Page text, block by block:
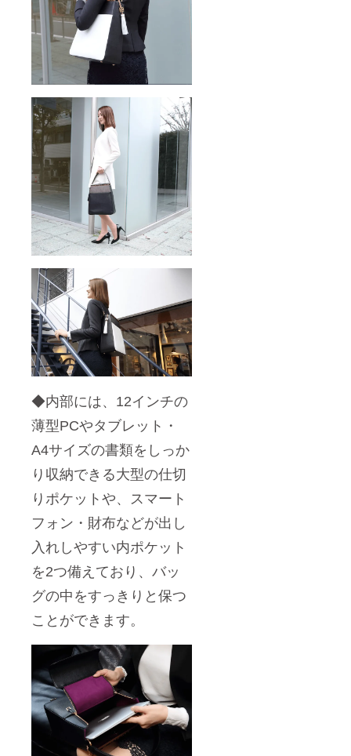
◆内部には、12インチの
薄型PCやタブレット・
A4サイズの書類をしっか
り収納できる大型の仕切
りポケットや、スマート
フォン・財布などが出し
入れしやすい内ポケット
を2つ備えており、バッ
グの中をすっきりと保つ
ことができます。